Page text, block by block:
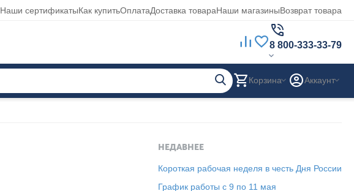
Наши сертификатыКак купитьОплатаДоставка товараНаши магазиныВозврат товара
8 800-333-33-79
Корзина Аккаунт
НЕДАВНЕЕ
Короткая рабочая неделя в честь Дня России
График работы с 9 по 11 мая